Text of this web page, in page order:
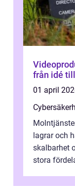
från idé
01 april
lagrar och
skalbarhet
stora